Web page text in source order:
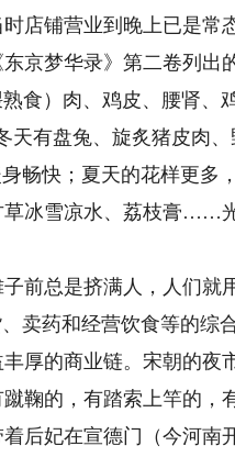
店铺营业到晚上已是常态
梦华录》第二卷列出
食）肉、鸡皮、腰肾、
天有盘兔、旋炙猪皮肉
畅快；夏天的花样更多
草冰雪凉水、荔枝膏……
总是挤满人，人们就
卖药和经营饮食等的综
的商业链。宋朝的夜
鞠的，有踏索上竿的，
后妃在宣德门（今河南